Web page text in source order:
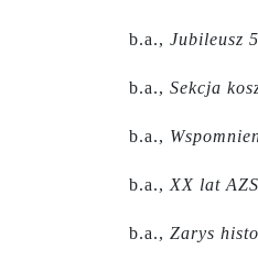
b.a., Jubileusz
b.a., Sekcja
b.a.,
b.a., XX lat
b.a., Zarys